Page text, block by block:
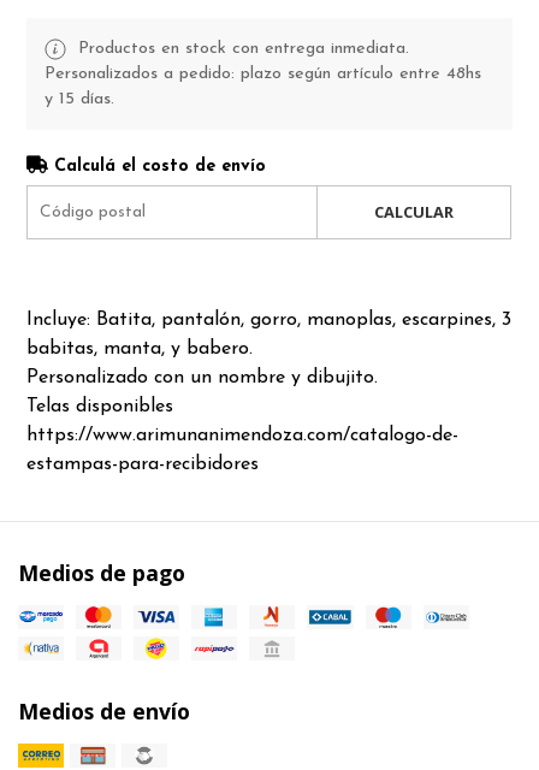
Productos en stock con entrega inmediata.
Personalizados a pedido: plazo según artículo entre 48hs
y 15 días.
Calculá el costo de envío
CALCULAR
Incluye: Batita, pantalón, gorro, manoplas, escarpines, 3
babitas, manta, y babero.
Personalizado con un nombre y dibujito.
Telas disponibles
https://www.arimunanimendoza.com/catalogo-de-
estampas-para-recibidores
Medios de pago
Medios de envío